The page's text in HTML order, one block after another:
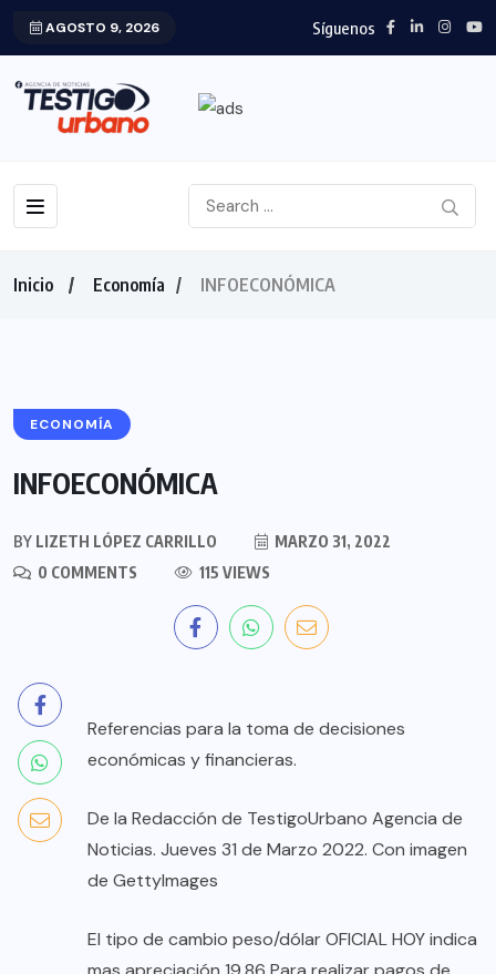
AGOSTO 9, 2026 Síguenos
Inicio Economía INFOECONÓMICA
ECONOMÍA
INFOECONÓMICA
BY LIZETH LÓPEZ CARRILLO
MARZO 31, 2022
0 COMMENTS
115 VIEWS
Referencias para la toma de decisiones
económicas y financieras.
De la Redacción de TestigoUrbano Agencia de
Noticias. Jueves 31 de Marzo 2022. Con imagen
de GettyImages
El tipo de cambio peso/dólar OFICIAL HOY indica